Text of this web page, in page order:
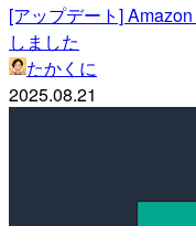
[アップデート]
しました
たかくに
2025.08.21